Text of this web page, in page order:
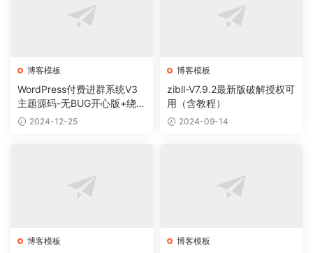
博客模板
WordPress付费进群系统V3
主题源码-无BUG开心版+绕授
权教程2024-12-25
博客模板
zibll-V7.9.2最新版破解授权可
用（含教程）
2024-09-14
博客模板 博客模板